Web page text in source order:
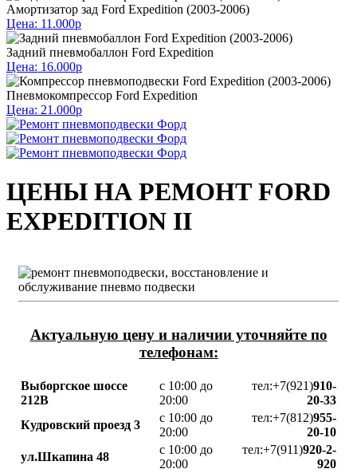
Амортизатор зад Ford Expedition (2003-2006)
Цена: 11.000р
Задний пневмобаллон Ford Expedition
Цена: 16.000р
Пневмокомпрессор Ford Expedition
Цена: 21.000р
ЦЕНЫ НА РЕМОНТ FORD
EXPEDITION II
Актуальную цену и наличии уточняйте по
телефонам:
Выборгское шоссе
212В
с 10:00 до
20:00
тел:+7(921)910-
20-33
Кудровский проезд 3
с 10:00 до
20:00
тел:+7(812)955-
20-10
ул.Шкапина 48
с 10:00 до
20:00
тел:+7(911)920-2-
920